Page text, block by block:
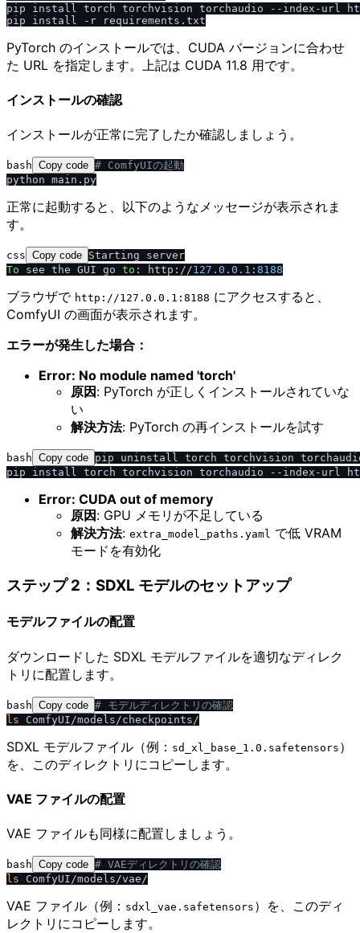
pip install torch torchvision torchaudio --index-url
PyTorch のインストールでは、CUDA バージョンに合わせ
た URL を指定します。上記は CUDA 11.8 用です。
インストールの確認
インストールが正常に完了したか確認しましょう。
bash Copy code # ComfyUIの起動
正常に起動すると、以下のようなメッセージが表示されま
す。
css Copy code
To see the GUI go to : http://127.0 . 0.1 : 8188
ブラウザで http:​/​​/​127.0.0.1:8188 にアクセスすると、
ComfyUI の画面が表示されます。
エラーが発生した場合：
Error: No module named 'torch'
原因 : PyTorch が正しくインストールされていな
い
解決方法: PyTorch の再インストールを試す
bash Copy code pip uninstall torch torchvision
Error: CUDA out of memory
原因 : GPU メモリが不足している
解決方法: extra_model_paths.yaml で低 VRAM
モードを有効化
ステップ 2：SDXL モデルのセットアップ
モデルファイルの配置
ダウンロードした SDXL モデルファイルを適切なディレク
トリに配置します。
bash Copy code # モデルディレクトリの確認
ls
SDXL モデルファイル（例： sd_xl_base_1.0.safetensors ）
を、このディレクトリにコピーします。
VAE ファイルの配置
VAE ファイルも同様に配置しましょう。
bash Copy code # VAEディレクトリの確認
ls
VAE ファイル（例： sdxl_vae.safetensors ）を、このディ
レクトリにコピーします。